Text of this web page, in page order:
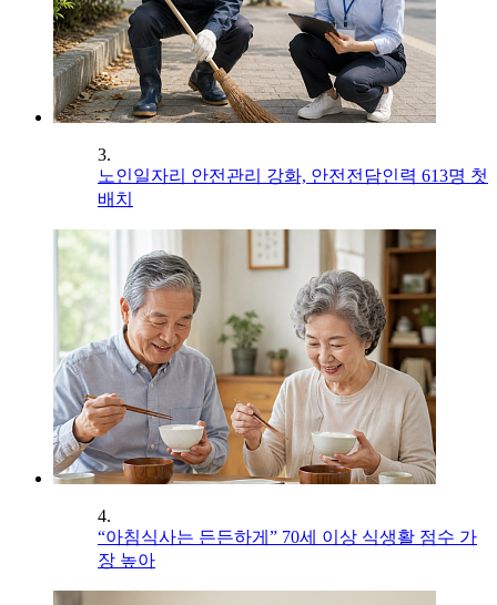
3.
노인일자리 안전관리 강화, 안전전담인력 613명 첫
배치
4.
“아침식사는 든든하게” 70세 이상 식생활 점수 가
장 높아